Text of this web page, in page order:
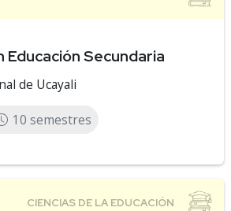
Educación Secundaria
de Ucayali
10 semestres